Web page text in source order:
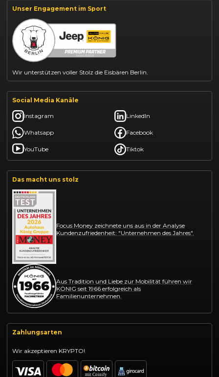
Suzuki Swift finanzieren
BYD Dolphin finanzieren
Kia Ceed finanzieren
Kia Sportage leasen
Mazda CX-30 finanzieren
Citroën C3 leasen
Unser Engagement im Sport
Wir unterstützen voller Stolz die Eisbären Berlin.
Social Media Kanäle
Instagram LinkedIn
Whatsapp Facebook
YouTube Tiktok
Das macht uns stolz
Focus Money zeichnete uns aus in der Analyse
Kundenzufriedenheit: "Unternehmen des Jahres".
Aus Tradition und Liebe zur Mobilität führen wir
KÖNIG seit 1966 erfolgreich als
Familienunternehmen.
Zahlungsarten
Wir akzeptieren KRYPTO!